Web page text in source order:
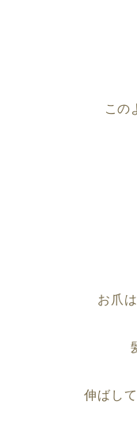
この
お爪
伸ばし